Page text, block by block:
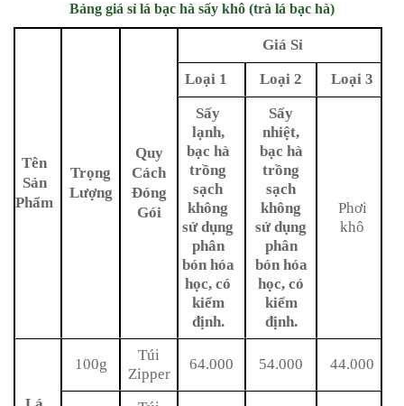
Bảng giá sỉ lá bạc hà sấy khô (trà lá bạc hà)
Tên
Sản
Phẩm
Trọng
Lượng
Quy
Cách
Đóng
Gói
Giá Sỉ
Loại 1
Loại 2
Loại 3
Sấy
lạnh,
bạc hà
trồng
sạch
không
sử dụng
phân
bón hóa
học,có
kiểm
định.
Sấy
nhiệt,
bạc hà
trồng
sạch
không
sử dụng
phân
bón hóa
học, có
kiểm
định.
Phơi
khô
100g
Túi
Zipper
64.000 54.000 44.000